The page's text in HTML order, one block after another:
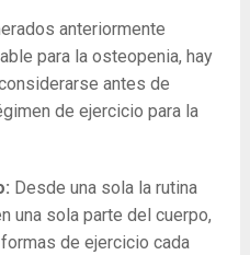
anteriormente
para la osteopenia, hay
antes de
de ejercicio para la
Desde una sola la rutina
una sola parte del cuerpo,
de ejercicio cada